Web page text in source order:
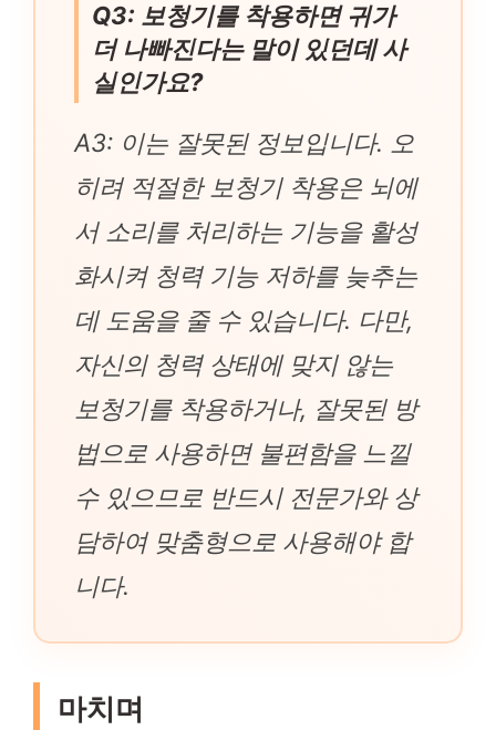
Q3: 보청기를 착용하면 귀가
더 나빠진다는 말이 있던데 사
실인가요?
A3: 이는 잘못된 정보입니다. 오
히려 적절한 보청기 착용은 뇌에
서 소리를 처리하는 기능을 활성
화시켜 청력 기능 저하를 늦추는
데 도움을 줄 수 있습니다. 다만,
자신의 청력 상태에 맞지 않는
보청기를 착용하거나, 잘못된 방
법으로 사용하면 불편함을 느낄
수 있으므로 반드시 전문가와 상
담하여 맞춤형으로 사용해야 합
니다.
마치며